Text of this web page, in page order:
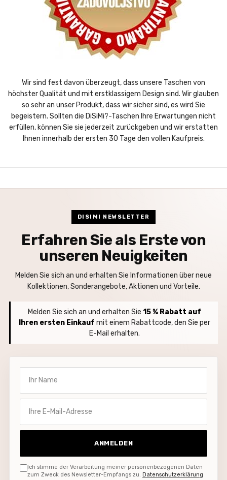
Wir sind fest davon überzeugt, dass unsere Taschen von
höchster Qualität und mit erstklassigem Design sind. Wir glauben
so sehr an unser Produkt, dass wir sicher sind, es wird Sie
begeistern. Sollten die DiSiMi?-Taschen Ihre Erwartungen nicht
erfüllen, können Sie sie jederzeit zurückgeben und wir erstatten
Ihnen innerhalb der ersten 30 Tage den vollen Kaufpreis.
DISIMI NEWSLETTER
Erfahren Sie als Erste von
unseren Neuigkeiten
Melden Sie sich an und erhalten Sie Informationen über neue
Kollektionen, Sonderangebote, Aktionen und Vorteile.
Melden Sie sich an und erhalten Sie 15 % Rabatt auf
Ihren ersten Einkauf mit einem Rabattcode, den Sie per
E-Mail erhalten.
ANMELDEN
Ich stimme der Verarbeitung meiner personenbezogenen Daten
zum Zweck des Newsletter-Empfangs zu. Datenschutzerklärung